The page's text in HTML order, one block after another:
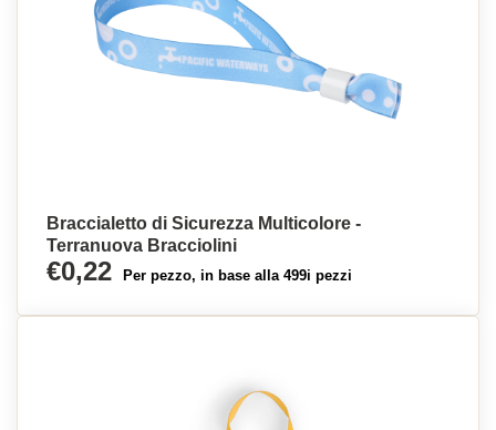
Braccialetto di Sicurezza Multicolore -
Terranuova Bracciolini
€0,22 Per pezzo, in base alla 499i pezzi